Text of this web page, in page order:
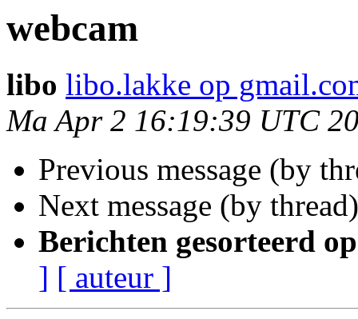
webcam
libo libo.lakke op
Ma Apr 2 16:19:39 UTC
Previous message (by
Next message (by
Berichten gesorteerd
] [ auteur ]